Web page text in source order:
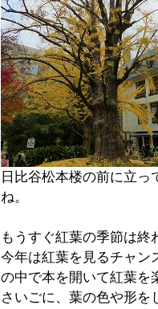
日比谷松本楼の前に立
ね。
もうすぐ紅葉の季節は
今年は紅葉を見るチャン
の中で本を開いて紅葉を
さいごに、葉の色や形を